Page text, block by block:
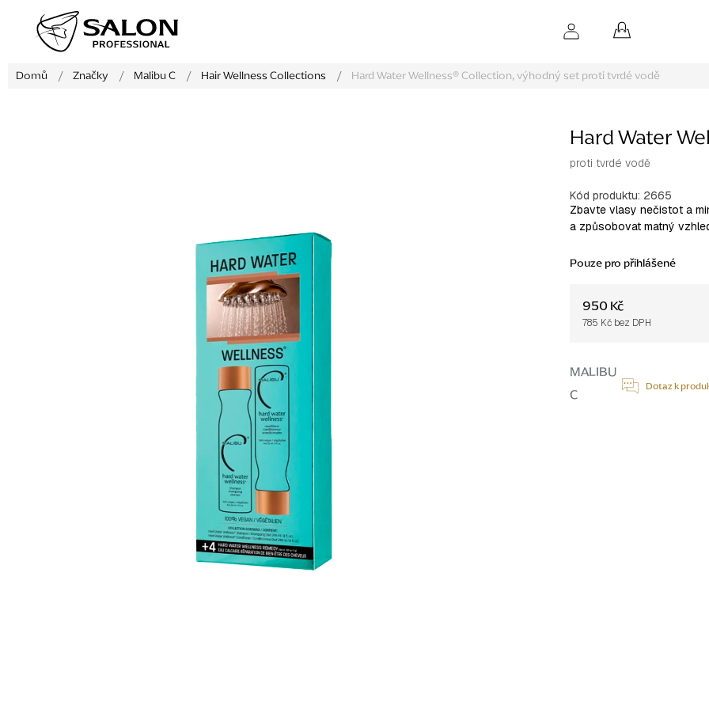
NÁKUPNÍ
KOŠÍK
Domů
/ Značky / Malibu C / Hair Wellness Collections / Hard Water Wellness® Collection, výhodný setproti tvrdé vodě
Hard Water
proti tvrdé vodě
Kód produktu: 2665
Zbavte vlasy nečistot a
a způsobovat matný
Pouze pro přihlášené
950 Kč
785 Kč bez DPH
MALIBU
C
Dotaz k